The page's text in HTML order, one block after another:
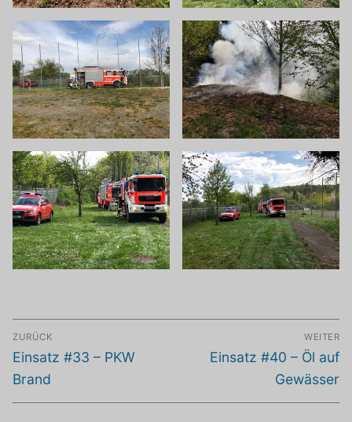
Beitragsnavigation
ZURÜCK
Vorheriger
Beitrag:
Einsatz #33 – PKW
Brand
WEITER
Nächster
Einsatz #40 – Öl auf
Gewässer